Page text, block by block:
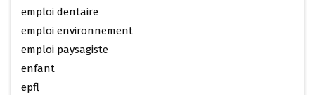
emploi dentaire
emploi environnement
emploi paysagiste
enfant
epfl